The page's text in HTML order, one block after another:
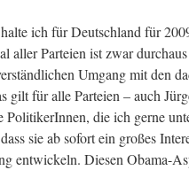
ich für Deutsch­land für
aller Par­tei­en ist zwar
Umgang mit den
gilt für alle Par­tei­en – auch
Poli­ti­ke­rIn­nen, die ich ger­ne
sie ab sofort ein gro­ßes
ent­wi­ckeln. Die­sen Oba­ma-